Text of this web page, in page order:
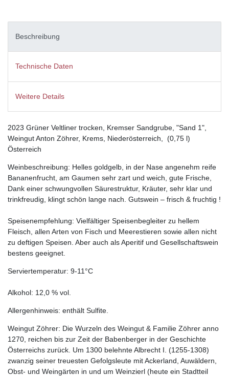
Beschreibung
Technische Daten
Weitere Details
2023 Grüner Veltliner trocken, Kremser Sandgrube, "Sand 1",
Weingut Anton Zöhrer, Krems, Niederösterreich, (0,75 l)
Österreich
Weinbeschreibung: Helles goldgelb, in der Nase angenehm reife
Bananenfrucht, am Gaumen sehr zart und weich, gute Frische,
Dank einer schwungvollen Säurestruktur, Kräuter, sehr klar und
trinkfreudig, klingt schön lange nach. Gutswein – frisch & fruchtig !
Speisenempfehlung: Vielfältiger Speisenbegleiter zu hellem
Fleisch, allen Arten von Fisch und Meerestieren sowie allen nicht
zu deftigen Speisen. Aber auch als Aperitif und Gesellschaftswein
bestens geeignet.
Serviertemperatur: 9-11°C
Alkohol: 12,0 % vol.
Allergenhinweis: enthält Sulfite.
Weingut Zöhrer: Die Wurzeln des Weingut & Familie Zöhrer anno
1270, reichen bis zur Zeit der Babenberger in der Geschichte
Österreichs zurück. Um 1300 belehnte Albrecht I. (1255-1308)
zwanzig seiner treuesten Gefolgsleute mit Ackerland, Auwäldern,
Obst- und Weingärten in und um Weinzierl (heute ein Stadtteil